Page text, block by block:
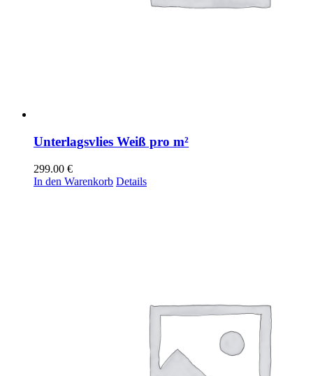
Unterlagsvlies Weiß pro m²
299.00 €
In den Warenkorb Details